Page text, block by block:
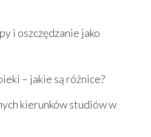
i oszczędzanie jako
– jakie są różnice?
kierunków studiów w